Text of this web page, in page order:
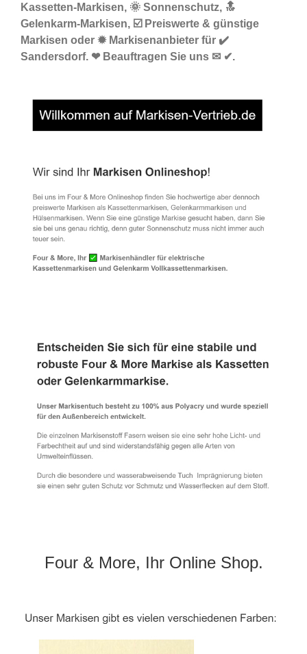
Kassetten-Markisen, 🌞 Sonnenschutz, 🔝
Gelenkarm-Markisen, ☑️ Preiswerte & günstige
Markisen oder ✹ Markisenanbieter für ✔️
Sandersdorf. ❤ Beauftragen Sie uns ✉ ✔.
Four & More, Ihr Online Shop.